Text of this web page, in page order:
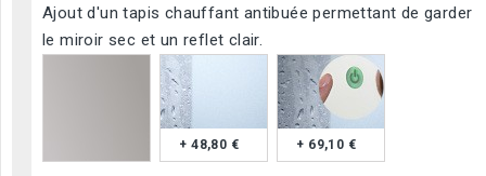
Ajout d'un tapis chauffant antibuée permettant de garder
le miroir sec et un reflet clair.
+ 48,80 € + 69,10 €